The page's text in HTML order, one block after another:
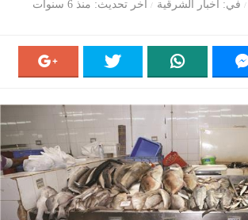
في اخبار الشرقية آخر تحديث منذ 6 سنوات